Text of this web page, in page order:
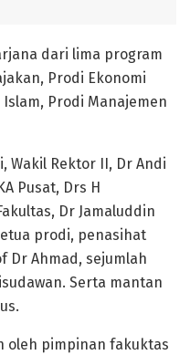
dari lima program
Prodi Ekonomi
Prodi Manajemen
Wakil Rektor II, Dr Andi
Pusat, Drs H
Dr Jamaluddin
prodi, penasihat
Dr Ahmad, sejumlah
Serta mantan
oleh pimpinan fakuktas